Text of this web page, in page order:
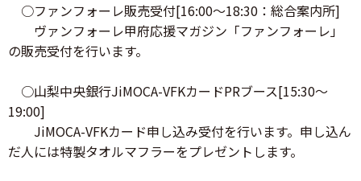
○ファンフォーレ販売受付[16:00～18:30：総合案内所]
ヴァンフォーレ甲府応援マガジン「ファンフォーレ」
の販売受付を行います。
○山梨中央銀行JiMOCA-VFKカードPRブース[15:30～
19:00]
JiMOCA-VFKカード申し込み受付を行います。申し込ん
だ人には特製タオルマフラーをプレゼントします。